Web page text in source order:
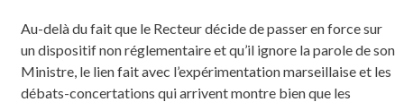
Au-delà du fait que le Recteur décide de passer en force sur
un dispositif non réglementaire et qu’il ignore la parole de son
Ministre, le lien fait avec l’expérimentation marseillaise et les
débats-concertations qui arrivent montre bien que les